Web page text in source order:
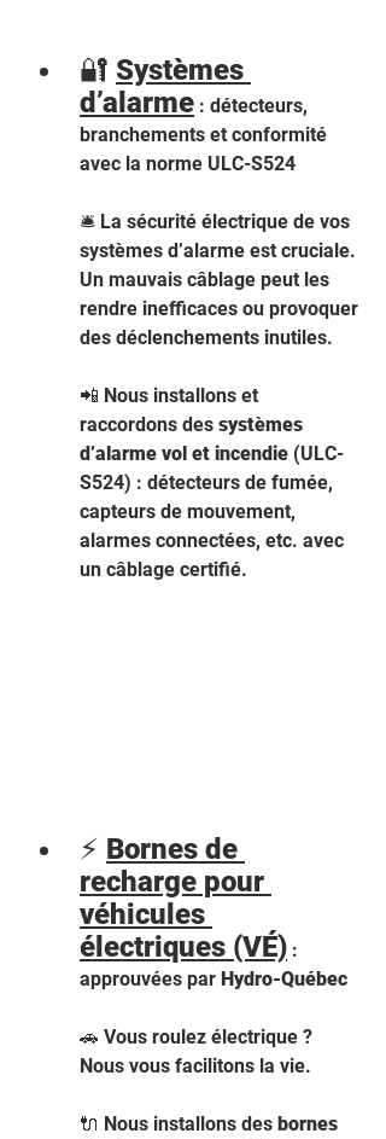
🔐 Systèmes
d’alarme : détecteurs,
branchements et conformité
avec la norme ULC-S524
🛎️ La sécurité électrique de vos
systèmes d’alarme est cruciale.
Un mauvais câblage peut les
rendre inefficaces ou provoquer
des déclenchements inutiles.
📲 Nous installons et
raccordons des systèmes
d’alarme vol et incendie (ULC-
S524) : détecteurs de fumée,
capteurs de mouvement,
alarmes connectées, etc. avec
un câblage certifié.
⚡ Bornes de
recharge pour
véhicules
électriques (VÉ) :
approuvées par Hydro-Québec
🚗 Vous roulez électrique ?
Nous vous facilitons la vie.
🔌 Nous installons des bornes